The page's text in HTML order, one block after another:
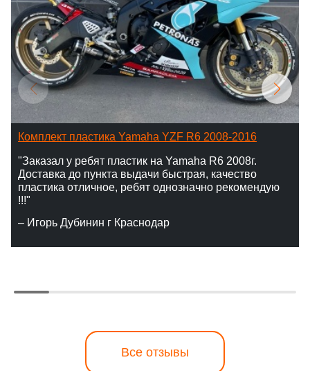
Комплект пластика Yamaha YZF R6 2008-2016
"Заказал у ребят пластик на Yamaha R6 2008г.
Доставка до пункта выдачи быстрая, качество
пластика отличное, ребят однозначно рекомендую
!!!"
– Игорь Дубинин г Краснодар
Все отзывы